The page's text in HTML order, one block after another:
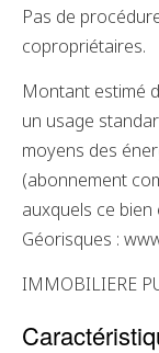
Pas de
copropriétaires.
Montant estimé
un usage
moyens des
(abonnement
auxquels ce
Géorisques :
IMMOBILIERE